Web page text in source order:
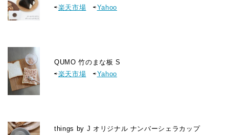
⇨楽天市場 ⇨Yahoo
QUMO 竹のまな板 S
⇨楽天市場 ⇨Yahoo
things by J オリジナル ナンバーシェラカップ